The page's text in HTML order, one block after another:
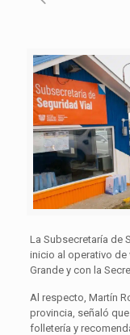
La Subsecretaría de
inicio al operativo de
Grande y con la
Al respecto, Martín
provincia, señaló
folletería y